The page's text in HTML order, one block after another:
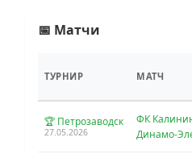
📅 Матчи
ТУРНИР МАТЧ
🏆 Петрозаводск
27.05.2026
ФК
Динамо-